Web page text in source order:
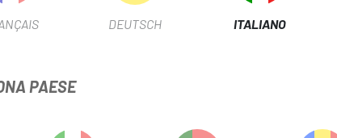
DEUTSCH ITALIANO
PAESE